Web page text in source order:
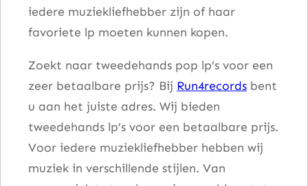
iedere muziekliefhebber zijn of haar
favoriete lp moeten kunnen kopen.
Zoekt naar tweedehands pop lp’s voor een
zeer betaalbare prijs? Bij Run4records bent
u aan het juiste adres. Wij bieden
tweedehands lp’s voor een betaalbare prijs.
Voor iedere muziekliefhebber hebben wij
muziek in verschillende stijlen. Van